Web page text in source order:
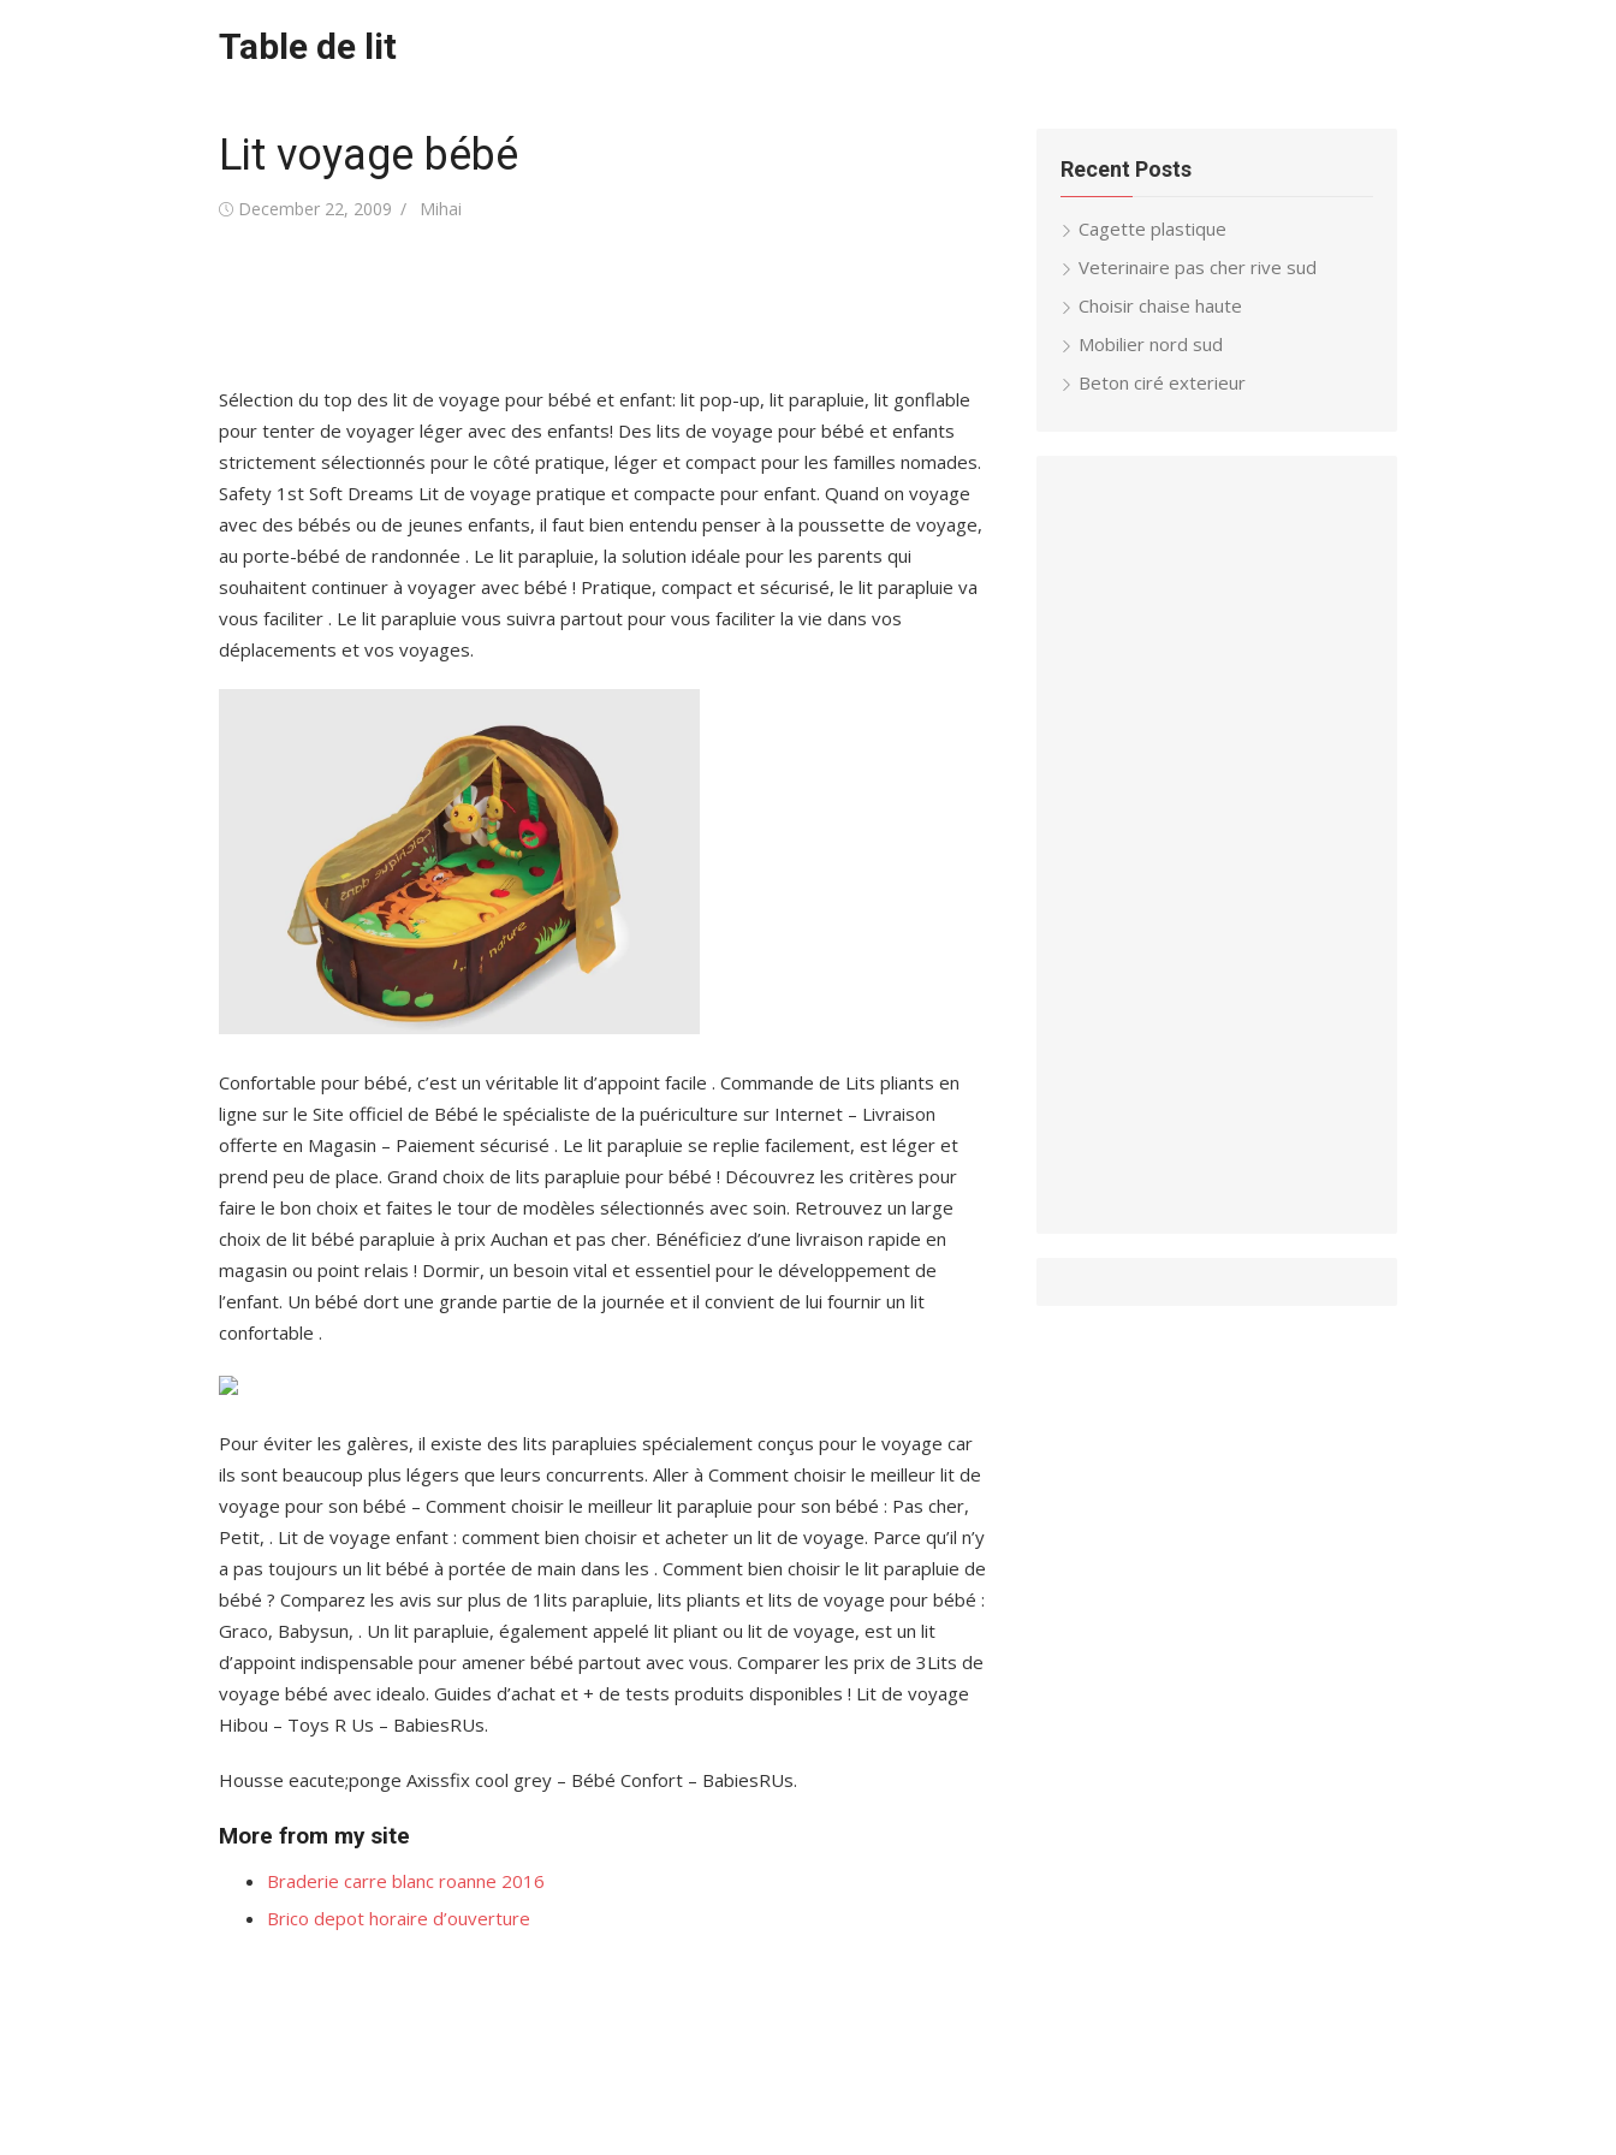
Table de lit
Lit voyage bébé
Posted
December 22, 2009 Author
Mihai
Sélection du top des lit de voyage pour bébé et enfant: lit pop-up, lit parapluie, lit gonflable
pour tenter de voyager léger avec des enfants! Des lits de voyage pour bébé et enfants
strictement sélectionnés pour le côté pratique, léger et compact pour les familles nomades.
Safety 1st Soft Dreams Lit de voyage pratique et compacte pour enfant. Quand on voyage
avec des bébés ou de jeunes enfants, il faut bien entendu penser à la poussette de voyage,
au porte-bébé de randonnée . Le lit parapluie, la solution idéale pour les parents qui
souhaitent continuer à voyager avec bébé ! Pratique, compact et sécurisé, le lit parapluie va
vous faciliter . Le lit parapluie vous suivra partout pour vous faciliter la vie dans vos
déplacements et vos voyages.
Confortable pour bébé, c’est un véritable lit d’appoint facile . Commande de Lits pliants en
ligne sur le Site officiel de Bébé le spécialiste de la puériculture sur Internet – Livraison
offerte en Magasin – Paiement sécurisé . Le lit parapluie se replie facilement, est léger et
prend peu de place. Grand choix de lits parapluie pour bébé ! Découvrez les critères pour
faire le bon choix et faites le tour de modèles sélectionnés avec soin. Retrouvez un large
choix de lit bébé parapluie à prix Auchan et pas cher. Bénéficiez d’une livraison rapide en
magasin ou point relais ! Dormir, un besoin vital et essentiel pour le développement de
l’enfant. Un bébé dort une grande partie de la journée et il convient de lui fournir un lit
confortable .
Pour éviter les galères, il existe des lits parapluies spécialement conçus pour le voyage car
ils sont beaucoup plus légers que leurs concurrents. Aller à Comment choisir le meilleur lit de
voyage pour son bébé – Comment choisir le meilleur lit parapluie pour son bébé : Pas cher,
Petit, . Lit de voyage enfant : comment bien choisir et acheter un lit de voyage. Parce qu’il n’y
a pas toujours un lit bébé à portée de main dans les . Comment bien choisir le lit parapluie de
bébé ? Comparez les avis sur plus de 1lits parapluie, lits pliants et lits de voyage pour bébé :
Graco, Babysun, . Un lit parapluie, également appelé lit pliant ou lit de voyage, est un lit
d’appoint indispensable pour amener bébé partout avec vous. Comparer les prix de 3Lits de
voyage bébé avec idealo. Guides d’achat et + de tests produits disponibles ! Lit de voyage
Hibou – Toys R Us – BabiesRUs.
Housse eacute;ponge Axissfix cool grey – Bébé Confort – BabiesRUs.
More from my site
Braderie carre blanc roanne 2016
Brico depot horaire d’ouverture
Recent Posts
Cagette plastique
Veterinaire pas cher rive sud
Choisir chaise haute
Mobilier nord sud
Beton ciré exterieur